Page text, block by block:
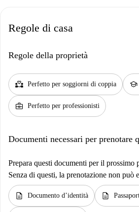
Regole di casa
Regole della proprietà
partner_heart Perfetto per soggiorni di coppia school
business_center Perfetto per professionisti
Documenti necessari per prenotare
Prepara questi documenti per il prossimo
Senza di questi, la prenotazione non può
description Documento d’identità description